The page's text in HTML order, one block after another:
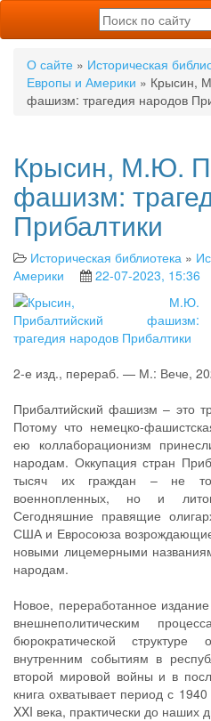
О сайте » Историческая
Европы и Америки » Крысин,
фашизм: трагедия народов
Крысин, М.Ю.
фашизм:
Прибалтики
Историческая библиотека »
Америки
22-07-2023, 15:36
2-е изд., перераб. — М.: Вече,
Прибалтийский фашизм – это
Потому что немецко-
ею коллаборационизм
народам. Оккупация стран
тысяч их граждан – не
военнопленных, но и
Сегодняшние правящие
США и Евросоюза
новыми лицемерными
народам.
Новое, переработанное
внешнеполитическим
бюрократической
внутренним событиям в
второй мировой войны и в
книга охватывает период с
XXI века, практически до наших